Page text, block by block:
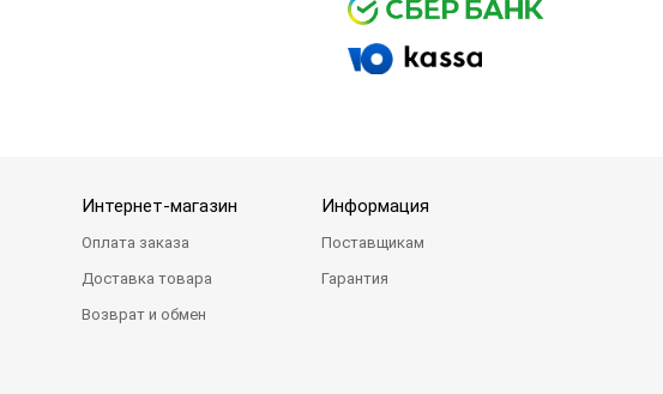
Интернет-магазин
Оплата заказа
Доставка товара
Возврат и обмен
Информация
Поставщикам
Гарантия